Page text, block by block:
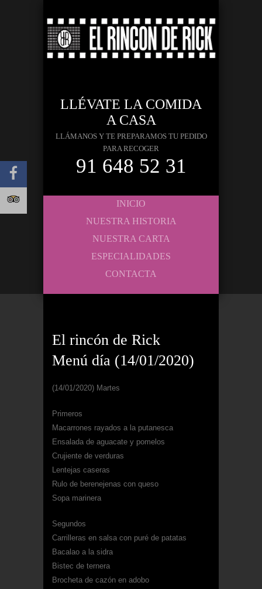
LLÉVATE LA COMIDA
A CASA
LLÁMANOS Y TE PREPARAMOS TU PEDIDO
PARA RECOGER
91 648 52 31
INICIO
NUESTRA HISTORIA
NUESTRA CARTA
ESPECIALIDADES
CONTACTA
El rincón de Rick
Menú día (14/01/2020)
(14/01/2020) Martes
Primeros
Macarrones rayados a la putanesca
Ensalada de aguacate y pomelos
Crujiente de verduras
Lentejas caseras
Rulo de berenejenas con queso
Sopa marinera
Segundos
Carrilleras en salsa con puré de patatas
Bacalao a la sidra
Bistec de ternera
Brocheta de cazón en adobo